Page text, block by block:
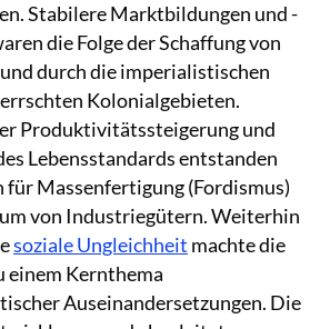
Stabilere Marktbildungen und -
die Folge der Schaffung von
durch die imperialistischen
Kolonialgebieten.
Produktivitätssteigerung und
Lebensstandards entstanden
für Massenfertigung (Fordismus)
von Industriegütern. Weiterhin
soziale Ungleichheit machte die
einem Kernthema
Auseinandersetzungen. Die